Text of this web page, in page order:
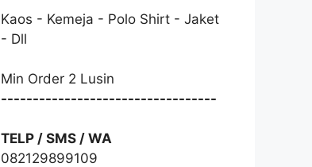
Kaos - Kemeja - Polo Shirt - Jaket
- Dll
Min Order 2 Lusin
----------------------------------
TELP / SMS / WA
082129899109